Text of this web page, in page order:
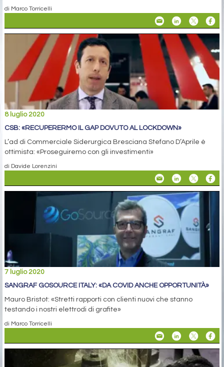
di Marco Torricelli
8 luglio 2020
CSB: «RECUPERERMO IL GAP DOVUTO AL LOCKDOWN»
L’ad di Commerciale Siderurgica Bresciana Stefano D’Aprile è
ottimista: «Proseguiremo con gli investimenti»
di Davide Lorenzini
7 luglio 2020
SANGRAF GOSOURCE ITALY: «DA COVID ANCHE OPPORTUNITÀ»
Mauro Bristot: «Stretti rapporti con clienti nuovi che stanno
testando i nostri elettrodi di grafite»
di Marco Torricelli